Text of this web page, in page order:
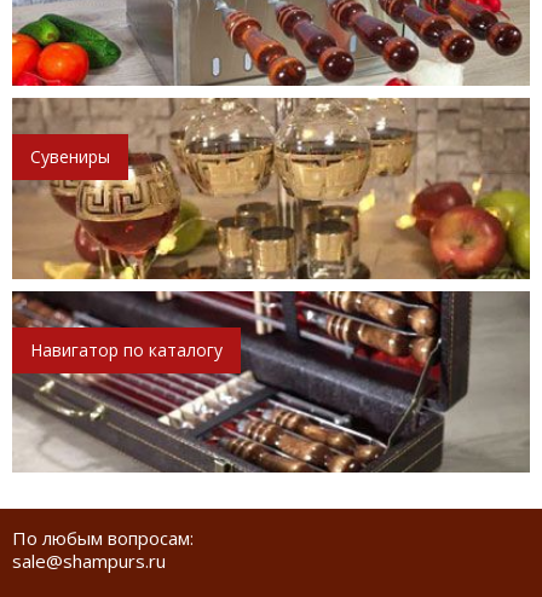
Сувениры
Навигатор по каталогу
По любым вопросам:
sale@shampurs.ru